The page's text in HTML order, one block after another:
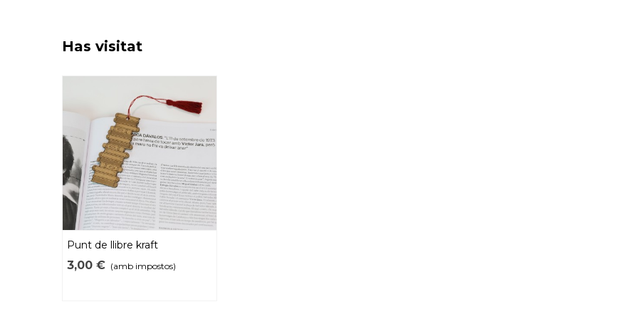
Has visitat
Punt de llibre kraft
3,00 € (amb impostos)